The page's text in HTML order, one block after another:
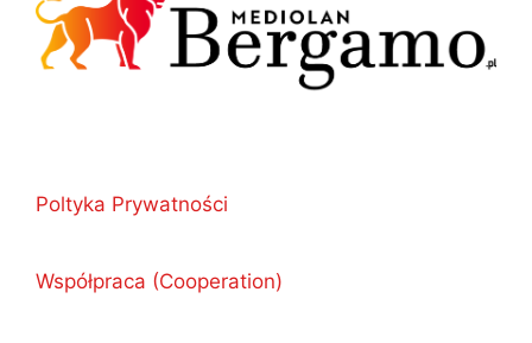
Poltyka Prywatności
Współpraca (Cooperation)